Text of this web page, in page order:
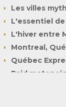
Les villes
L'essentiel
L'hiver entre
Montreal,
Québec
Raid